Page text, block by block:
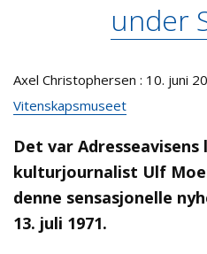
under
Axel Christophersen : 10. juni
Vitenskapsmuseet
Det var Adresseavisens
kulturjournalist Ulf
denne sensasjonelle
13. juli 1971.